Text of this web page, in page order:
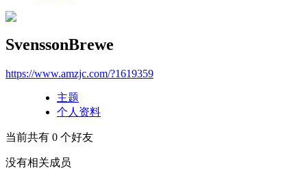
SvenssonBrewe
https://www.amzjc.com/?1619359
主题
个人资料
当前共有 0 个好友
没有相关成员